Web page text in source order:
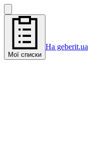
Мої списки
На geberit.ua